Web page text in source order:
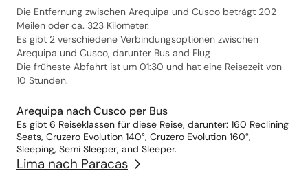
Die Entfernung zwischen Arequipa und Cusco beträgt 202
Meilen oder ca. 323 Kilometer.
Es gibt 2 verschiedene Verbindungsoptionen zwischen
Arequipa und Cusco, darunter Bus and Flug
Die früheste Abfahrt ist um 01:30 und hat eine Reisezeit von
10 Stunden.
Arequipa nach Cusco per Bus
Es gibt 6 Reiseklassen für diese Reise, darunter: 160 Reclining
Seats, Cruzero Evolution 140°, Cruzero Evolution 160°,
Sleeping, Semi Sleeper, and Sleeper.
Lima nach Paracas